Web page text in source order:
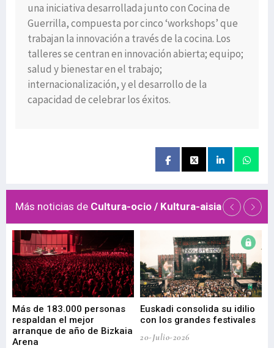
una iniciativa desarrollada junto con Cocina de
Guerrilla, compuesta por cinco ‘workshops’ que
trabajan la innovación a través de la cocina. Los
talleres se centran en innovación abierta; equipo;
salud y bienestar en el trabajo;
internacionalización, y el desarrollo de la
capacidad de celebrar los éxitos.
Más noticias de Cultura-ocio / Kultura-aisia
Más de 183.000 personas
respaldan el mejor
arranque de año de Bizkaia
Arena
Euskadi consolida su idilio
con los grandes festivales
20-Julio-2026